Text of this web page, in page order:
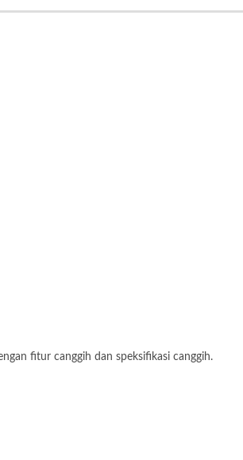
fitur canggih dan speksifikasi canggih.